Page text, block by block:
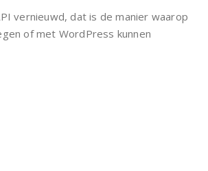
vernieuwd, dat is de manier waarop
of met WordPress kunnen